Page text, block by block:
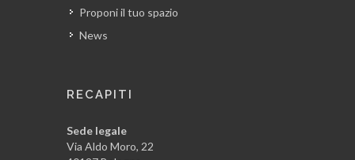
Proponi il tuo spazio
News
RECAPITI
Sede legale
Via Aldo Moro, 22